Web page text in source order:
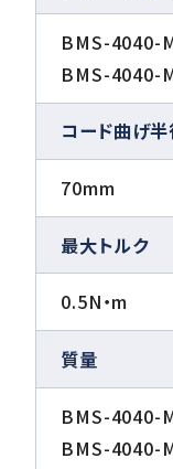
BMS-4040-
BMS-4040-
コード曲げ
70mm
最大トルク
0.5N・m
質量
BMS-4040-
BMS-4040-